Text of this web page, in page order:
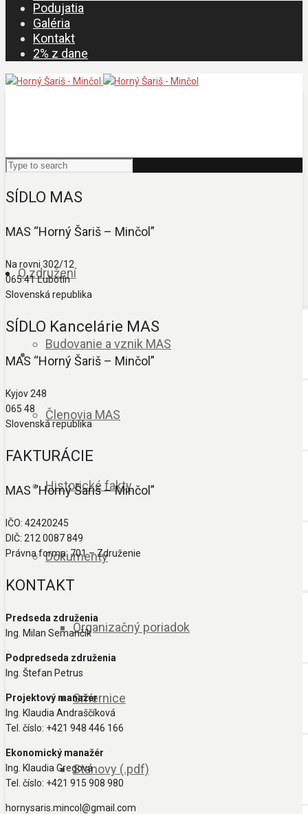
Podujatia
Galéria
Kontakt
2% z dane
O združení
Budovanie a vznik MAS
Členovia MAS
Historické fakty
Dokumenty
Organizačný poriadok
Smernice
Stanovy (.pdf)
SÍDLO MAS
MAS “Horný Šariš – Minčol”
Na rovni 302/12
065 41 Ľubotín
Slovenská republika
SÍDLO Kancelárie MAS
MAS “Horný Šariš – Minčol”
Kyjov 248
065 48
Slovenská republika
FAKTURÁCIE
MAS “Horný Šariš – Minčol”
IČO: 42420245
DIČ: 212 0087 849
Právna forma: 701 – Združenie
KONTAKT
Predseda združenia
Ing. Milan Semančík
Podpredseda združenia
Ing. Štefan Petrus
Projektový manažér
Ing. Klaudia Andraščíková
Tel. číslo: +421 948 446 166
Ekonomický manažér
Ing. Klaudia Gregová
Tel. číslo: +421 915 908 980
hornysaris.mincol@gmail.com